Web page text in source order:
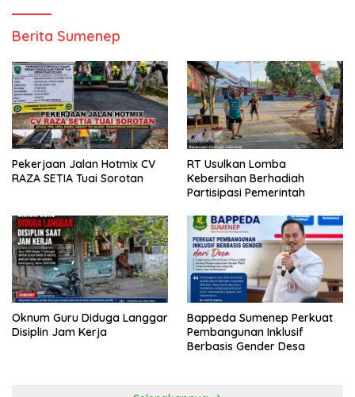
Berita Sumenep
Pekerjaan Jalan Hotmix CV
RAZA SETIA Tuai Sorotan
RT Usulkan Lomba
Kebersihan Berhadiah
Partisipasi Pemerintah
Oknum Guru Diduga Langgar
Disiplin Jam Kerja
Bappeda Sumenep Perkuat
Pembangunan Inklusif
Berbasis Gender Desa